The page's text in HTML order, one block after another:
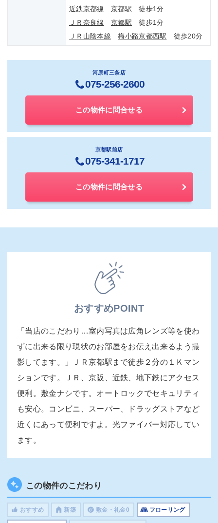
近鉄京都線
京都駅 徒歩1分
ＪＲ奈良線
京都駅 徒歩1分
ＪＲ山陰本線
梅小路京都西駅 徒歩20分
河原町三条店
075-256-2600
この物件に問合せる
京都駅前店
075-341-1717
この物件に問合せる
おすすめPOINT
「当店のこだわり…室内写真は広角レンズ等を使わ
ずに出来る限り現状のお部屋をお伝え出来るよう撮
影してます。」ＪＲ京都駅まで徒歩２分の１Ｋマン
ションです。ＪＲ、京阪、近鉄、地下鉄にアクセス
便利。敷金ナシです。オートロックでセキュリティ
も安心。コンビニ、スーパー、ドラッグストアなど
近くにあって便利ですよ。光ファイバー対応してい
ます。
この物件のこだわり
おすすめ 新築 敷金・礼金0 フローリング